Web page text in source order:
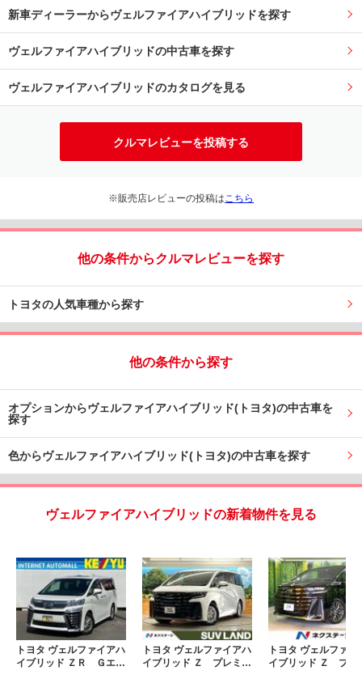
新車ディーラーからヴェルファイアハイブリッドを探す
ヴェルファイアハイブリッドの中古車を探す
ヴェルファイアハイブリッドのカタログを見る
クルマレビューを投稿する
※販売店レビューの投稿は こちら
他の条件からクルマレビューを探す
トヨタの人気車種から探す
他の条件から探す
オプションからヴェルファイアハイブリッド(トヨタ)の中古車を
探す
色からヴェルファイアハイブリッド(トヨタ)の中古車を探す
ヴェルファイアハイブリッドの新着物件を見る
トヨタ ヴェルファイアハ
イブリッド ＺＲ Ｇエデ
トヨタ ヴェルファイアハ
イブリッド Ｚ プレミ
トヨタ ヴェルファイ
イブリッド Ｚ プレ